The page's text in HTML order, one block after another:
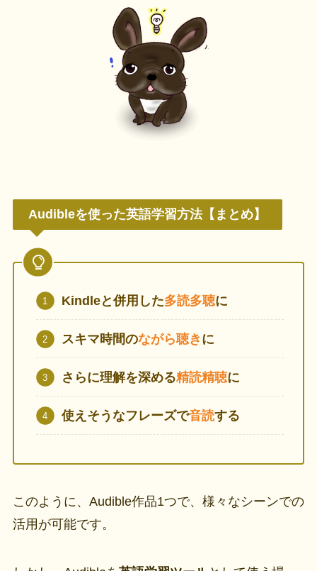
Audibleを使った英語学習方法【まとめ】
Kindleと併用した多読多聴に
スキマ時間のながら聴き に
さらに理解を深める精読精聴に
使えそうなフレーズで音読する
このように、Audible作品1つで、様々なシーンでの
活用が可能です。